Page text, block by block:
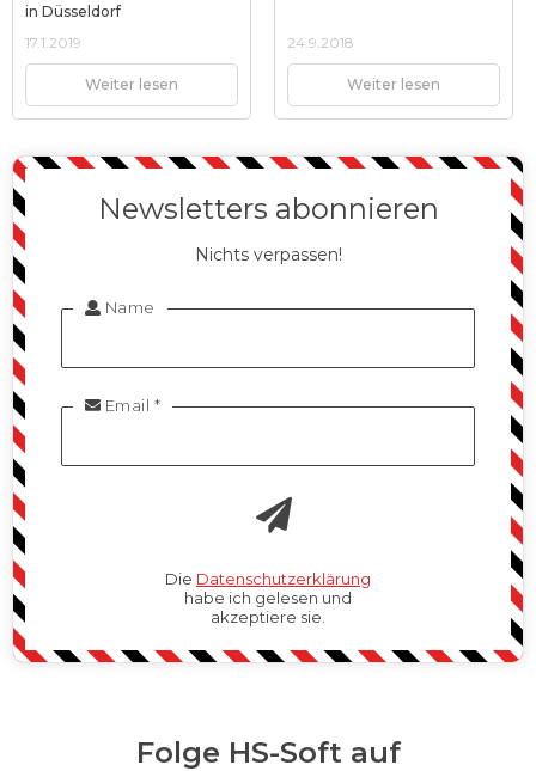
in Düsseldorf
17.1.2019
Weiter lesen
24.9.2018
Weiter lesen
Newsletters abonnieren
Nichts verpassen!
 Name
 Email *
Die Datenschutzerklärung
habe ich gelesen und
akzeptiere sie.
Folge HS-Soft auf